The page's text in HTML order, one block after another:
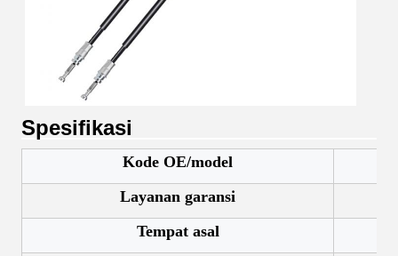
Spesifikasi
Kode OE/model
Layanan garansi
Tempat asal